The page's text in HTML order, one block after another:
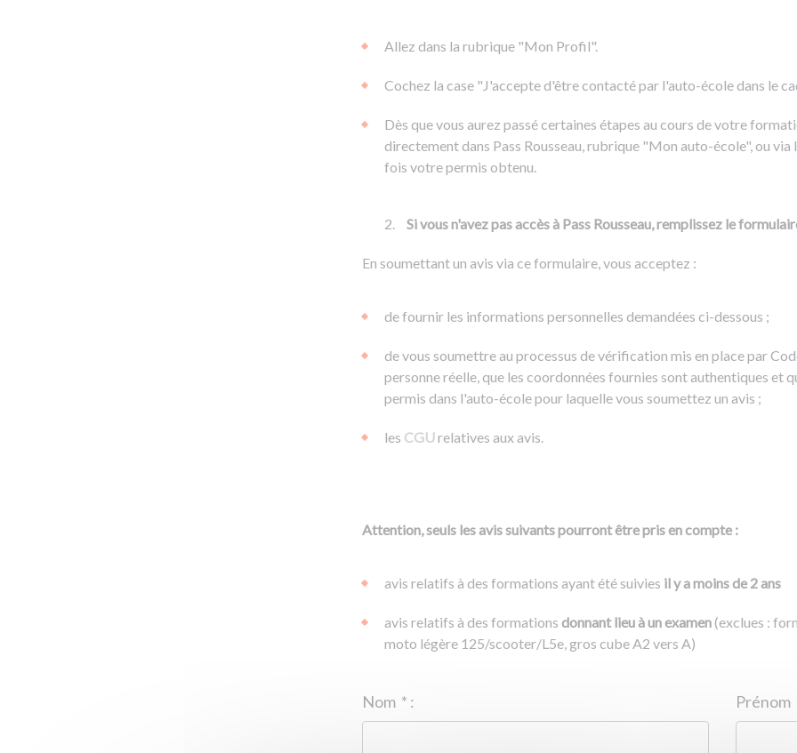
Allez dans la rubrique "Mon Profil".
Cochez la case "J'accepte d'être contacté par l'auto-école dans le
Dès que vous aurez passé certaines étapes au cours de votre
directement dans Pass Rousseau, rubrique "Mon auto-école", ou
fois votre permis obtenu.
Si vous n'avez pas accès à Pass Rousseau, remplissez le
En soumettant un avis via ce formulaire, vous acceptez :
de fournir les informations personnelles demandées ci-dessous ;
de vous soumettre au processus de vérification mis en place par
personne réelle, que les coordonnées fournies sont authentiques et
permis dans l'auto-école pour laquelle vous soumettez un avis ;
les CGUrelatives aux avis.
Attention, seuls les avis suivants pourront être pris en compte :
avis relatifs à des formations ayant été suivies il y a moins de 2 ans
avis relatifs à des formations donnant lieu à un examen(exclues :
moto légère 125/scooter/L5e, gros cube A2 vers A)
* :